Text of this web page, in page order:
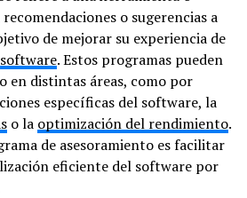
o sugerencias a
de mejorar su experiencia de
software. Estos programas pueden
en distintas áreas, como por
específicas del software, la
o la optimización del rendimiento.
de asesoramiento es facilitar
eficiente del software por